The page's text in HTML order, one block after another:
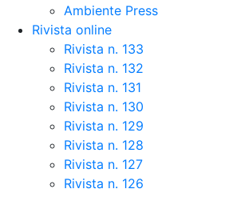
Ambiente Press
Rivista online
Rivista n. 133
Rivista n. 132
Rivista n. 131
Rivista n. 130
Rivista n. 129
Rivista n. 128
Rivista n. 127
Rivista n. 126